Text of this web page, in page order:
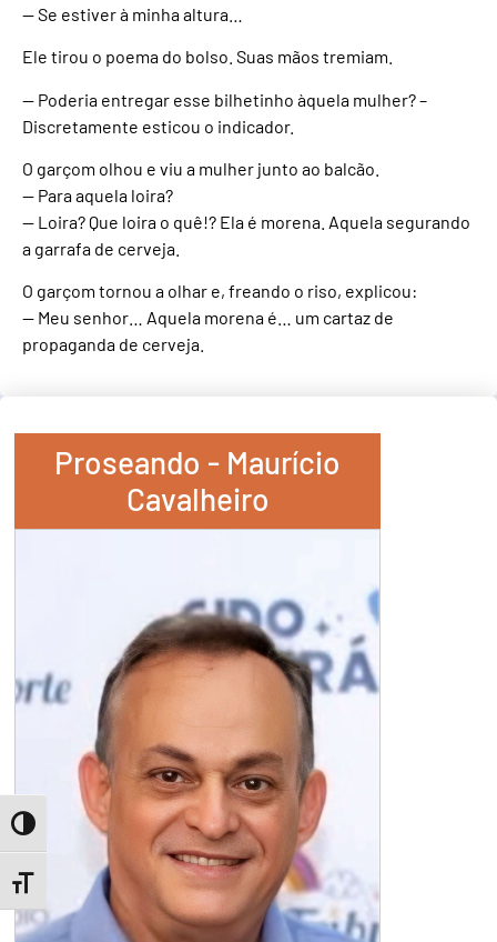
Toggle High Contrast
Toggle Font size
— Se estiver à minha altura…
Ele tirou o poema do bolso. Suas mãos tremiam.
— Poderia entregar esse bilhetinho àquela mulher? –
Discretamente esticou o indicador.
O garçom olhou e viu a mulher junto ao balcão.
— Para aquela loira?
— Loira? Que loira o quê!? Ela é morena. Aquela segurando
a garrafa de cerveja.
O garçom tornou a olhar e, freando o riso, explicou:
— Meu senhor… Aquela morena é… um cartaz de
propaganda de cerveja.
Proseando - Maurício
Cavalheiro